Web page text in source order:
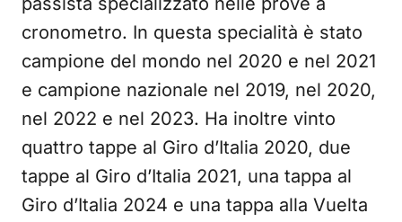
cronometro. In questa specialità è stato
campione del mondo nel 2020 e nel 2021
e campione nazionale nel 2019, nel 2020,
nel 2022 e nel 2023. Ha inoltre vinto
quattro tappe al Giro d’Italia 2020, due
tappe al Giro d’Italia 2021, una tappa al
Giro d’Italia 2024 e una tappa alla Vuelta